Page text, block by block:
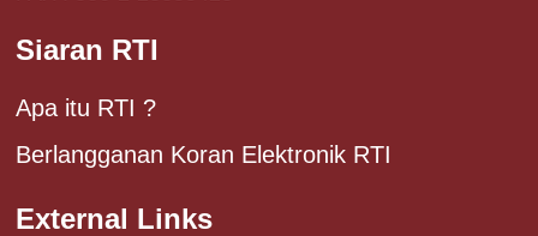
Siaran RTI
Apa itu RTI ?
Berlangganan Koran Elektronik RTI
External Links